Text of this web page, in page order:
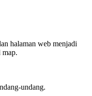
halaman web menjadi
map.
undang.